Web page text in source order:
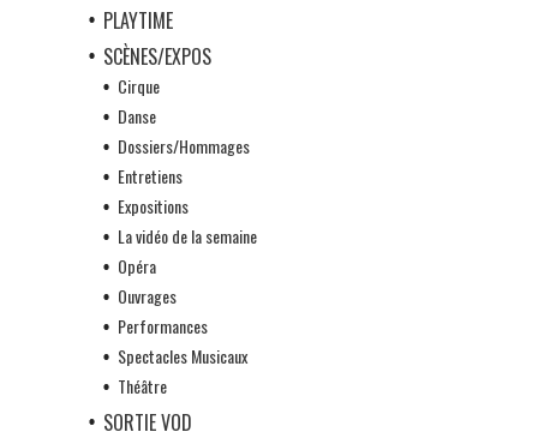
PLAYTIME
SCÈNES/EXPOS
Cirque
Danse
Dossiers/Hommages
Entretiens
Expositions
La vidéo de la semaine
Opéra
Ouvrages
Performances
Spectacles Musicaux
Théâtre
SORTIE VOD